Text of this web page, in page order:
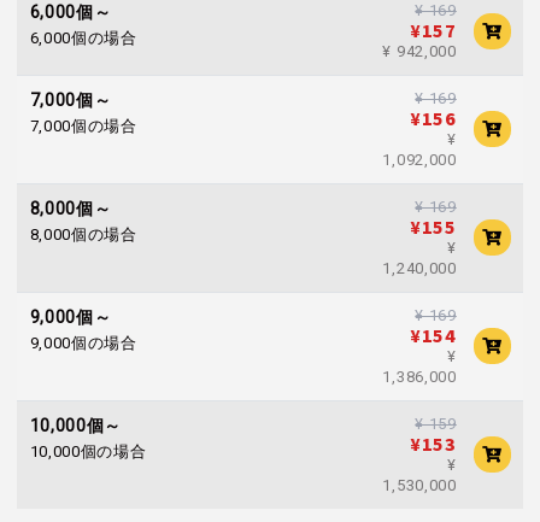
6,000個～
6,000個の場合
¥ 169
¥157
¥ 942,000
7,000個～
7,000個の場合
¥ 169
¥156
¥
1,092,000
8,000個～
8,000個の場合
¥ 169
¥155
¥
1,240,000
9,000個～
9,000個の場合
¥ 169
¥154
¥
1,386,000
10,000個～
10,000個の場合
¥ 159
¥153
¥
1,530,000